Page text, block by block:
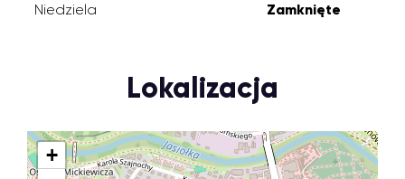
Niedziela Zamknięte
Lokalizacja
+